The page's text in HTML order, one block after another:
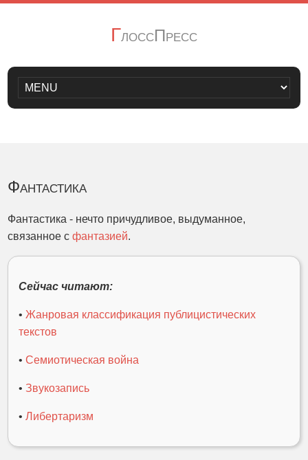
ГлоссПресс
Фантастика
Фантастика - нечто причудливое, выдуманное,
связанное сфантазией.
Сейчас читают:
• Жанровая классификация публицистических
текстов
•Семиотическая война
•Звукозапись
•Либертаризм